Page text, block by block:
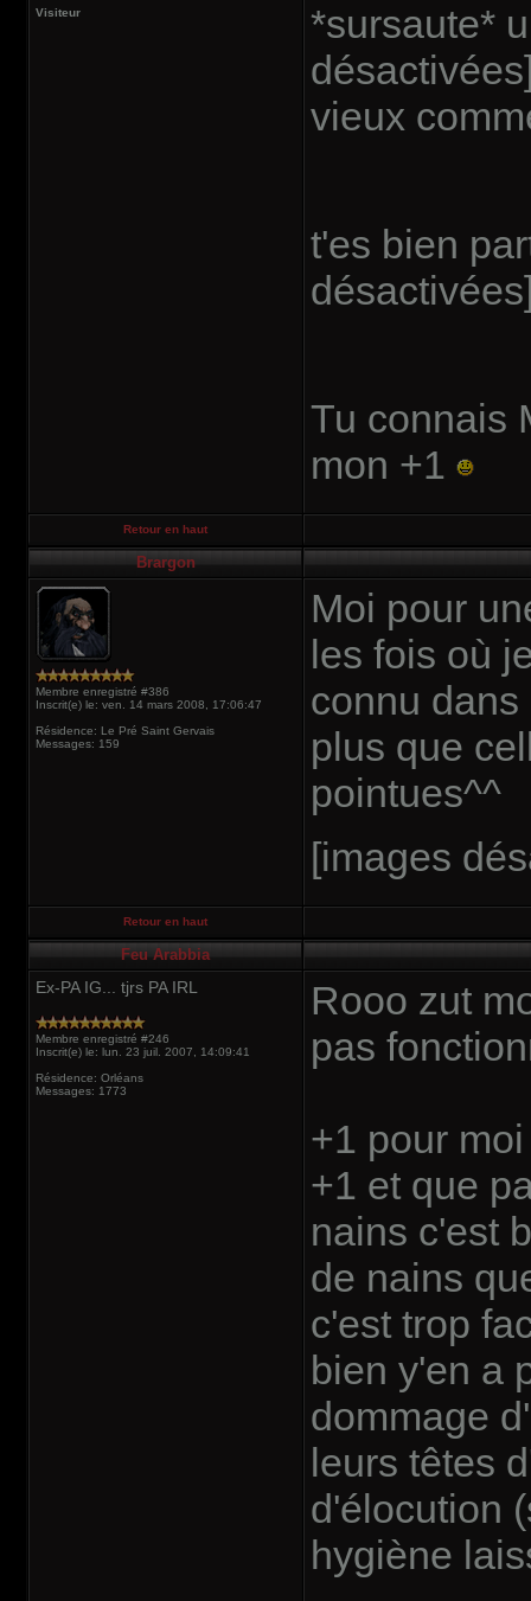
Visiteur
*sursaute*
vieux
t'es bien
Tu connais
mon +1
Retour en haut
Brargon
Membre enregistré #386
Inscrit(e) le: ven. 14 mars 2008, 17:06:47
Résidence: Le Pré Saint Gervais
Messages: 159
Moi pour
les fois où
connu
plus que
pointues^^
[images
Retour en haut
Feu Arabbia
Ex-PA IG... tjrs PA IRL
Membre enregistré #246
Inscrit(e) le: lun. 23 juil. 2007, 14:09:41
Résidence: Orléans
Messages: 1773
Rooo zut
pas
+1 pour
+1 et que
nains c'est
de nains
c'est trop
bien y'en a
dommage
leurs têtes
d'élocution
hygiène